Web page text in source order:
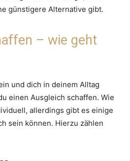
günstigere Alternative gibt.
– wie geht
und dich in deinem Alltag
einen Ausgleich schaffen. Wie
allerdings gibt es einige
sein können. Hierzu zählen